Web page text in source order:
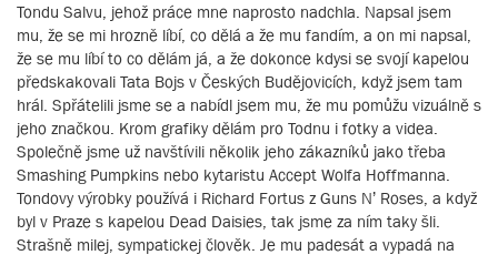
Tondu Salvu, jehož práce mne naprosto nadchla. Napsal jsem
mu, že se mi hrozně líbí, co dělá a že mu fandím, a on mi napsal,
že se mu líbí to co dělám já, a že dokonce kdysi se svojí kapelou
předskakovali Tata Bojs v Českých Budějovicích, když jsem tam
hrál. Spřátelili jsme se a nabídl jsem mu, že mu pomůžu vizuálně s
jeho značkou. Krom grafiky dělám pro Todnu i fotky a videa.
Společně jsme už navštívili několik jeho zákazníků jako třeba
Smashing Pumpkins nebo kytaristu Accept Wolfa Hoffmanna.
Tondovy výrobky používá i Richard Fortus z Guns N’ Roses, a když
byl v Praze s kapelou Dead Daisies, tak jsme za ním taky šli.
Strašně milej, sympatickej člověk. Je mu padesát a vypadá na